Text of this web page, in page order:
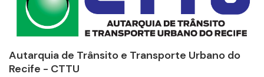
Autarquia de Trânsito e Transporte Urbano do
Recife - CTTU